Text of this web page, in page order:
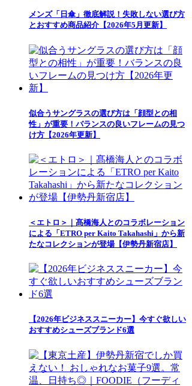
メンズ「日傘」徹底解説！失敗しない選び方
とおすすめ商品紹介【2026年5月更新】
似合うサングラスの選び方は「顔型との相
性」が重要！バランスの良いフレームの見つ
け方【2026年更新】
＜エトロ＞｜髙橋海人とのコラボレーション
による「ETRO per Kaito Takahashi」から新
たなコレクションが登場【伊勢丹新宿店】
【2026年ビジネススニーカー】今すぐ欲しい
おすすめシューズブランド6選